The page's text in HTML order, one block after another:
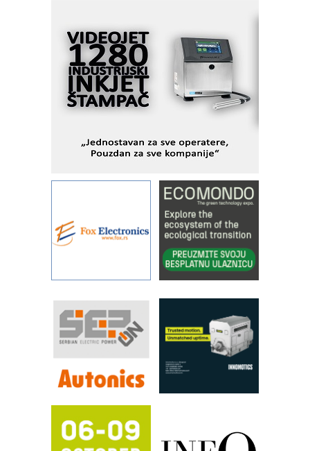
Fleksibilno stezanje i brzo
podešavanje u proizvodnji prototipova
KIP KOP – napredna rešenja za
savremene industrijske i logističke
objekte
Alba d.o.o. – 35 godina preciznosti u
IBeRTIM - oprema za ispitivanje
STAUFF – Komponente koje
povećavaju pouzdanost hidrauličkih
YAMADA pumpe – japanska
pouzdanost u transferu fluida
Filtration Group Industrial – Napredna
rešenja za filtraciju u hidrauličkim i
RILINEX kompanije Rittal
FANUC: Najbolje za vašu pametnu
automatizaciju
Efikasno upravljanje energijom
Automatizacija pakovanja · Display
Potpuna efikasnost bez složenih
sistema